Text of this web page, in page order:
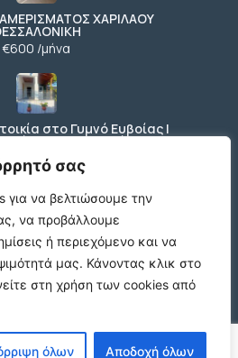
σας
για να βελτιώσουμε την
να προβάλλουμε
ή περιεχόμενο και να
μας. Κάνοντας κλικ στο
στη χρήση των cookies από
όλων Αποδοχή όλων
ΧΑΡΙΛΑΟΥ
€600 /μήνα
στο Γυμνό Ευβοίας |
Θάλασσα & Βουνό
€52 /μήνα
ΧΑΡΙΛΑΟΥ
€600 /μήνα
Μ480 καταστημα στον